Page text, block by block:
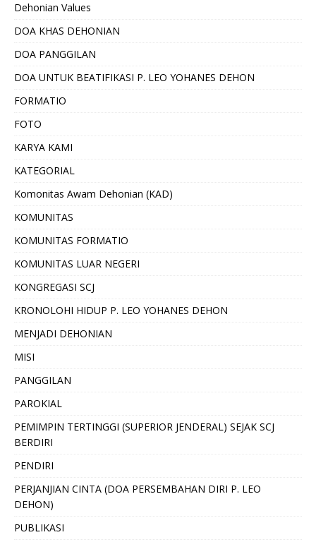
Dehonian Values
DOA KHAS DEHONIAN
DOA PANGGILAN
DOA UNTUK BEATIFIKASI P. LEO YOHANES DEHON
FORMATIO
FOTO
KARYA KAMI
KATEGORIAL
Komonitas Awam Dehonian (KAD)
KOMUNITAS
KOMUNITAS FORMATIO
KOMUNITAS LUAR NEGERI
KONGREGASI SCJ
KRONOLOHI HIDUP P. LEO YOHANES DEHON
MENJADI DEHONIAN
MISI
PANGGILAN
PAROKIAL
PEMIMPIN TERTINGGI (SUPERIOR JENDERAL) SEJAK SCJ
BERDIRI
PENDIRI
PERJANJIAN CINTA (DOA PERSEMBAHAN DIRI P. LEO
DEHON)
PUBLIKASI